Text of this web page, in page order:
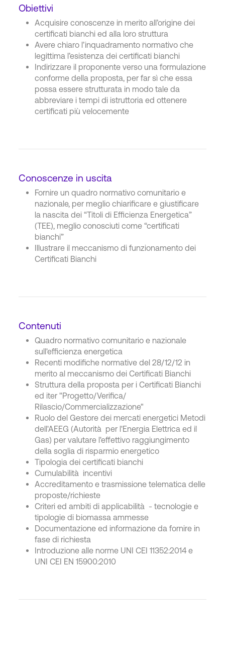
Obiettivi
Acquisire conoscenze in merito all’origine dei
certificati bianchi ed alla loro struttura
Avere chiaro l’inquadramento normativo che
legittima l’esistenza dei certificati bianchi
Indirizzare il proponente verso una formulazione
conforme della proposta, per far sì che essa
possa essere strutturata in modo tale da
abbreviare i tempi di istruttoria ed ottenere
certificati più velocemente
Conoscenze in uscita
Fornire un quadro normativo comunitario e
nazionale, per meglio chiarificare e giustificare
la nascita dei “Titoli di Efficienza Energetica”
(TEE), meglio conosciuti come “certificati
bianchi”
Illustrare il meccanismo di funzionamento dei
Certificati Bianchi
Contenuti
Quadro normativo comunitario e nazionale
sull'efficienza energetica
Recenti modifiche normative del 28/12/12 in
merito al meccanismo dei Certificati Bianchi
Struttura della proposta per i Certificati Bianchi
ed iter "Progetto/Verifica/
Rilascio/Commercializzazione"
Ruolo del Gestore dei mercati energetici Metodi
dell'AEEG (Autorità per l'Energia Elettrica ed il
Gas) per valutare l'effettivo raggiungimento
della soglia di risparmio energetico
Tipologia dei certificati bianchi
Cumulabilità incentivi
Accreditamento e trasmissione telematica delle
proposte/richieste
Criteri ed ambiti di applicabilità - tecnologie e
tipologie di biomassa ammesse
Documentazione ed informazione da fornire in
fase di richiesta
Introduzione alle norme UNI CEI 11352:2014 e
UNI CEI EN 15900:2010